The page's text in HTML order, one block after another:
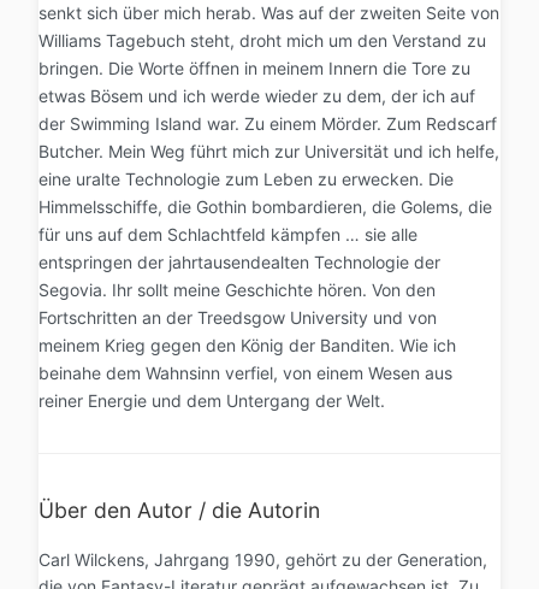
senkt sich über mich herab. Was auf der zweiten Seite von
Williams Tagebuch steht, droht mich um den Verstand zu
bringen. Die Worte öffnen in meinem Innern die Tore zu
etwas Bösem und ich werde wieder zu dem, der ich auf
der Swimming Island war. Zu einem Mörder. Zum Redscarf
Butcher. Mein Weg führt mich zur Universität und ich helfe,
eine uralte Technologie zum Leben zu erwecken. Die
Himmelsschiffe, die Gothin bombardieren, die Golems, die
für uns auf dem Schlachtfeld kämpfen … sie alle
entspringen der jahrtausendealten Technologie der
Segovia. Ihr sollt meine Geschichte hören. Von den
Fortschritten an der Treedsgow University und von
meinem Krieg gegen den König der Banditen. Wie ich
beinahe dem Wahnsinn verfiel, von einem Wesen aus
reiner Energie und dem Untergang der Welt.
Über den Autor / die Autorin
Carl Wilckens, Jahrgang 1990, gehört zu der Generation,